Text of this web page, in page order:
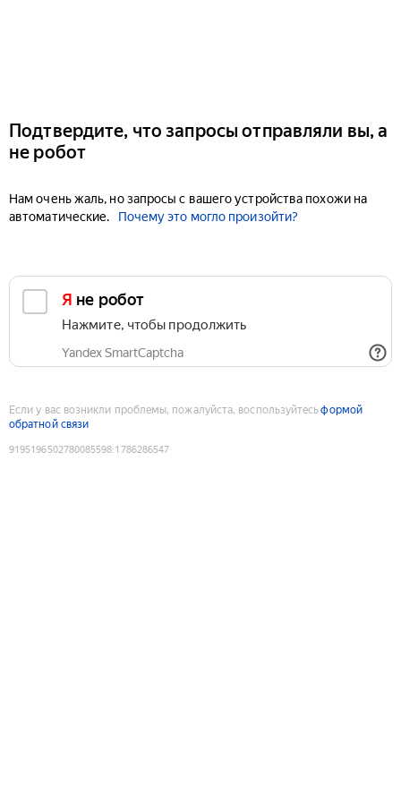
Подтвердите, что запросы отправляли вы, а
не робот
Нам очень жаль, но запросы с вашего устройства похожи на
автоматические.
Почему это могло произойти?
Я не робот
Нажмите, чтобы продолжить
Yandex SmartCaptcha
Если у вас возникли проблемы, пожалуйста, воспользуйтесьформой
обратной связи
9195196502780085598:1786286547